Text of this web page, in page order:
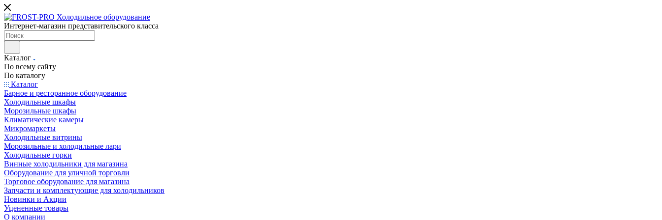
Интернет-магазин представительского класса
Каталог
По всему сайту
По каталогу
Каталог
Барное и ресторанное оборудование
Холодильные шкафы
Морозильные шкафы
Климатические камеры
Микромаркеты
Холодильные витрины
Морозильные и холодильные лари
Холодильные горки
Винные холодильники для магазина
Оборудование для уличной торговли
Торговое оборудование для магазина
Запчасти и комплектующие для холодильников
Новинки и Акции
Уцененные товары
О компании